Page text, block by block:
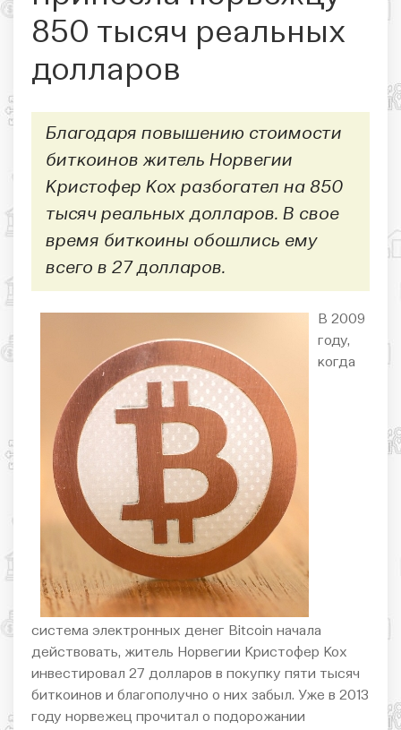
850 тысяч реальных
долларов
Благодаря повышению стоимости
биткоинов житель Норвегии
Кристофер Кох разбогател на 850
тысяч реальных долларов. В свое
время биткоины обошлись ему
всего в 27 долларов.
В 2009
году,
когда
система электронных денег Bitcoin начала
действовать, житель Норвегии Кристофер Кох
инвестировал 27 долларов в покупку пяти тысяч
биткоинов и благополучно о них забыл. Уже в 2013
году норвежец прочитал о подорожании